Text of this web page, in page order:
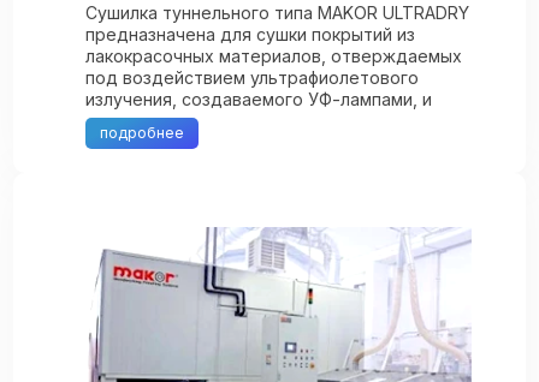
Сушилка туннельного типа MAKOR ULTRADRY
предназначена для сушки покрытий из
лакокрасочных материалов, отверждаемых
под воздействием ультрафиолетового
излучения, создаваемого УФ-лампами, и
нанесенных на плоские и профильные изделия
распылительными ...
подробнее